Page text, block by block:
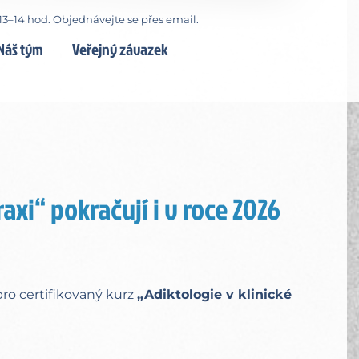
hod. Objednávejte se přes email.
tým Veřejný závazek
pokračují i v roce 2026
certifikovaný kurz „Adiktologie v klinické